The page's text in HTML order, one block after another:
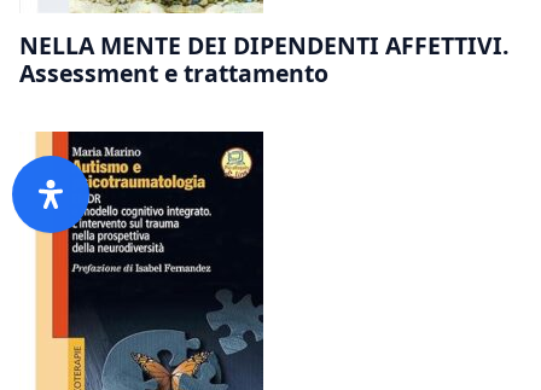
NELLA MENTE DEI DIPENDENTI AFFETTIVI.
Assessment e trattamento